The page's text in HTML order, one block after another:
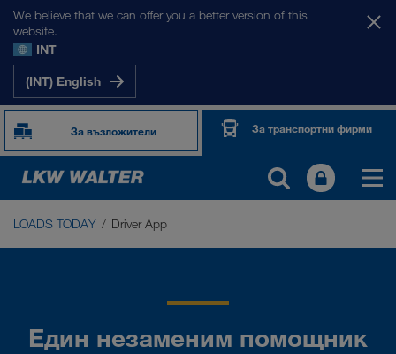
We believe that we can offer you a better version of this
website.
INT
(INT) English
За възложители За транспортни фирми
LOADS TODAY
LOADS TODAY Driver App
Един незаменим помощник